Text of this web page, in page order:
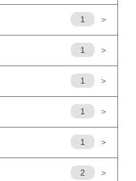
1 ＞
1 ＞
1 ＞
1 ＞
1 ＞
2 ＞